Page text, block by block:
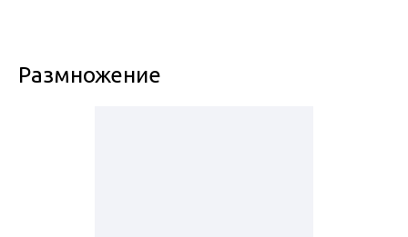
Размножение